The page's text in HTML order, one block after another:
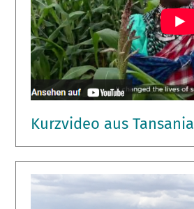
Kurzvideo aus Tansania